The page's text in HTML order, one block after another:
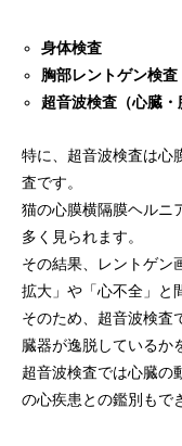
身体検査
胸部レントゲン検査
超音波検査（心臓・
特に、超音波検査は心
査です。
猫の心膜横隔膜ヘルニ
多く見られます。
その結果、レントゲン
拡大」や「心不全」と
そのため、超音波検査
臓器が逸脱しているか
超音波検査では心臓の
の心疾患との鑑別もで